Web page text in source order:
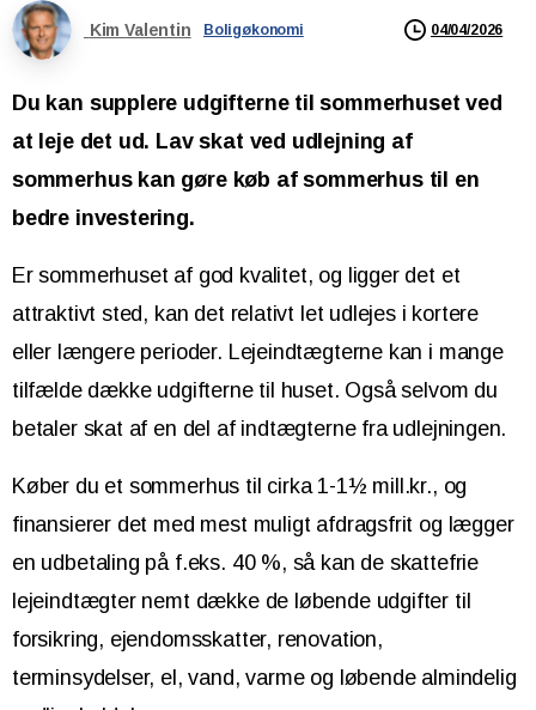
Kim Valentin Boligøkonomi 04/04/2026
Du kan supplere udgifterne til sommerhuset ved
at leje det ud. Lav skat ved udlejning af
sommerhus kan gøre køb af sommerhus til en
bedre investering.
Er sommerhuset af god kvalitet, og ligger det et
attraktivt sted, kan det relativt let udlejes i kortere
eller længere perioder. Lejeindtægterne kan i mange
tilfælde dække udgifterne til huset. Også selvom du
betaler skat af en del af indtægterne fra udlejningen.
Køber du et sommerhus til cirka 1-1½ mill.kr., og
finansierer det med mest muligt afdragsfrit og lægger
en udbetaling på f.eks. 40 %, så kan de skattefrie
lejeindtægter nemt dække de løbende udgifter til
forsikring, ejendomsskatter, renovation,
terminsydelser, el, vand, varme og løbende almindelig